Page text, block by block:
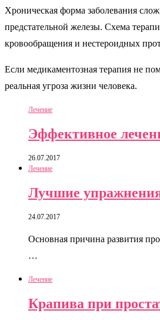
Хроническая форма заболевания
предстательной железы. Схема
кровообращения и нестероидных
Если медикаментозная терапия не
реальная угроза жизни человека.
Лечение
Эффективное
26.07.2017
Лечение
Лучшие
24.07.2017
Основная причина развития
…
Лечение
Крапива при